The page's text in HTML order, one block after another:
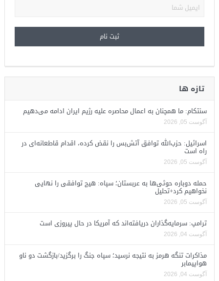
تازه ها
سنتکام: ما همچنان به اعمال محاصره علیه رژیم ایران ادامه می‌دهیم
آگوست 05, 2026
اسرائیل: حزب‌الله توافق آتش‌بس را نقض کرده، اقدام قاطعانه‌ای در
راه است
آگوست 05, 2026
حمله دوباره حوثی‌ها به عربستان؛ سپاه: هیچ توافقی را نهایی
نخواهیم کرد+تحلیل
آگوست 05, 2026
ترامپ: سرمایه‌گذاران دریافته‌اند که آمریکا در حال پیروزی است
آگوست 04, 2026
مذاکرات تنگه هرمز به نتیجه نرسید؛ سپاه جنگ را برگزید/بازگشت دو ناو
هواپیمابر
آگوست 04, 2026